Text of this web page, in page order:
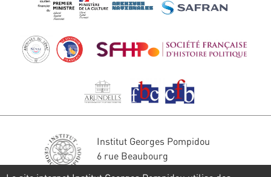
Institut Georges Pompidou
6 rue Beaubourg